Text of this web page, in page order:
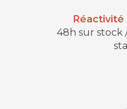
48h sur stock